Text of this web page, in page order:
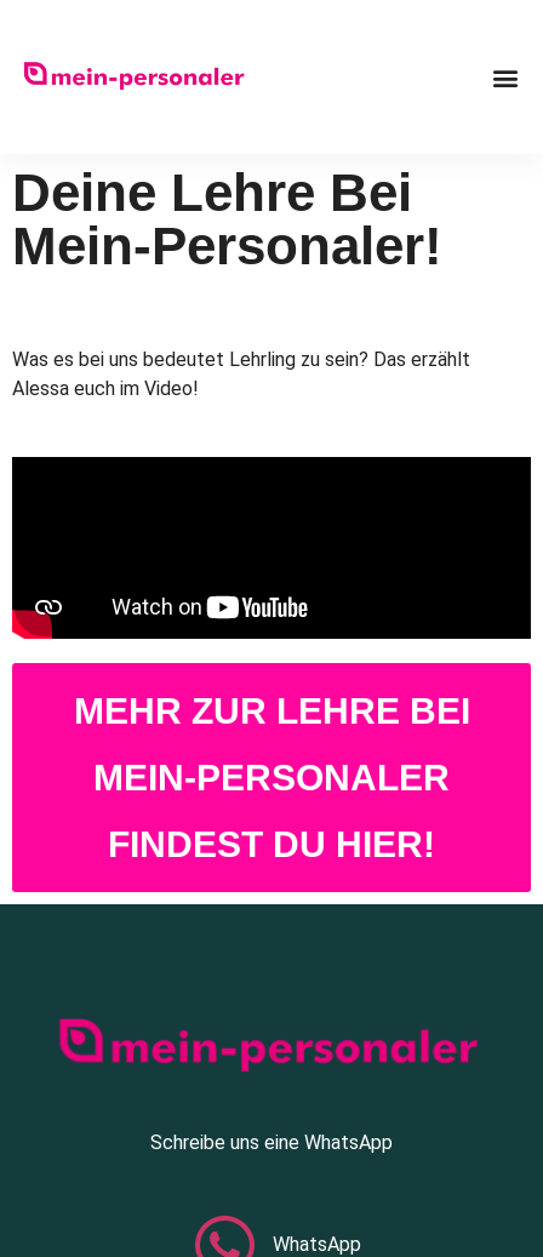
Deine Lehre Bei
Mein-Personaler!
Was es bei uns bedeutet Lehrling zu sein? Das erzählt
Alessa euch im Video!
MEHR ZUR LEHRE BEI
MEIN-PERSONALER
FINDEST DU HIER!
Schreibe uns eine WhatsApp
WhatsApp